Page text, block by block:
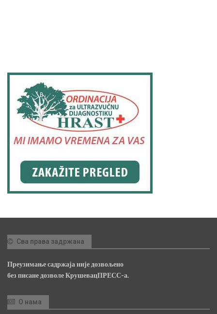
Сва права задржана
Преузимање садржаја није дозвољено
без писане дозволе КрушевацПРЕСС-а.
О нама